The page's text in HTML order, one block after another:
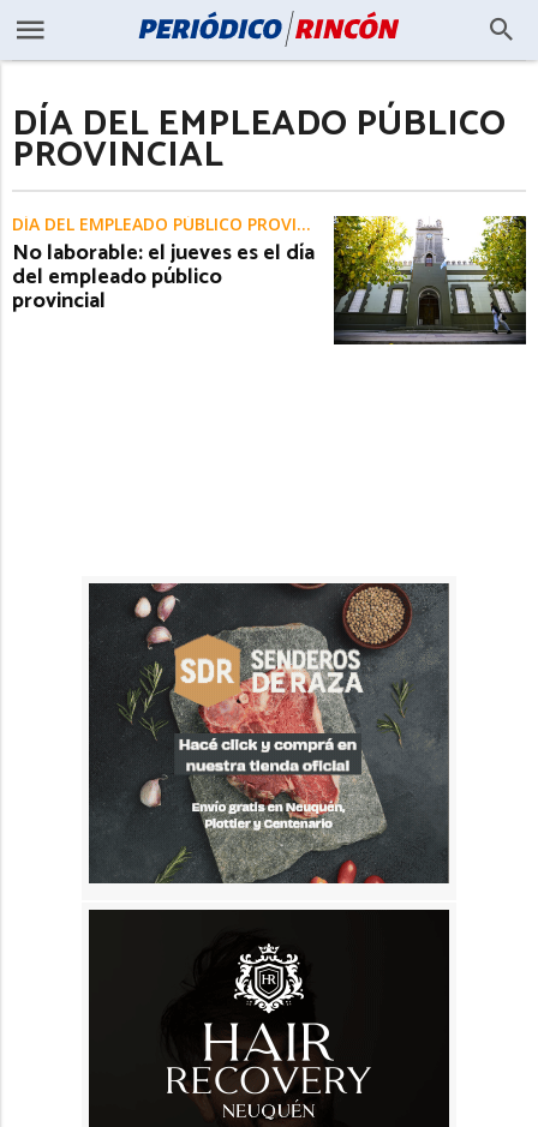
DÍA DEL EMPLEADO PÚBLICO
PROVINCIAL
DÍA DEL EMPLEADO PÚBLICO PROVINCIAL
No laborable: el jueves es el día
del empleado público
provincial